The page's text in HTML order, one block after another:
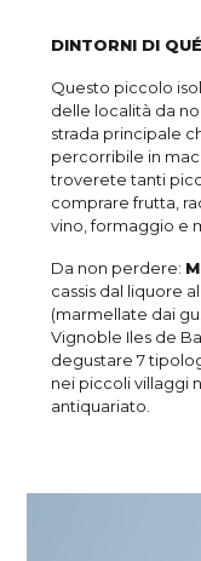
DINTORNI DI
Questo piccolo
delle località da
strada principale
percorribile in
troverete tanti
comprare frutta,
vino, formaggio e
Da non perdere:
cassis dal liquore
(marmellate dai
Vignoble Iles de
degustare 7
nei piccoli villaggi
antiquariato.